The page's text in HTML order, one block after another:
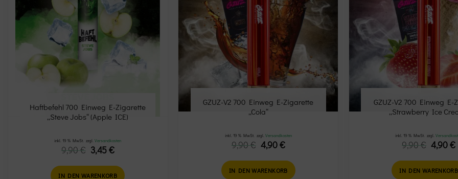
Haftbefehl 700 Einweg E-Zigarette
„Steve Jobs“ (Apple ICE)
inkl. 19 % MwSt. zzgl.Versandkosten
9,90€ Ursprünglicher
Preis
war:
9,90 €
3,45€Aktueller
ist:
3,45 €.
IN DEN WARENKORB
GZUZ-V2 700 Einweg E-Zigarette
„Cola“
inkl. 19 % MwSt. zzgl. Versandkosten
9,90€ Ursprünglicher
Preis
war:
9,90 €
4,90€Aktueller
ist:
4,90 €.
IN DEN WARENKORB
GZUZ-V2 700 Einweg E-
„Strawberry Ice
inkl. 19 % MwSt. zzgl.
9,90€
Preis
war:
9,90 €
4,90€
IN DEN WARENKORB